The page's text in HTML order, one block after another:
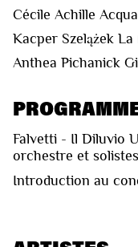
Cécile Achille
Kacper Szelążek
Anthea Pichanick
Falvetti - Il Diluvio
orchestre et
Introduction au